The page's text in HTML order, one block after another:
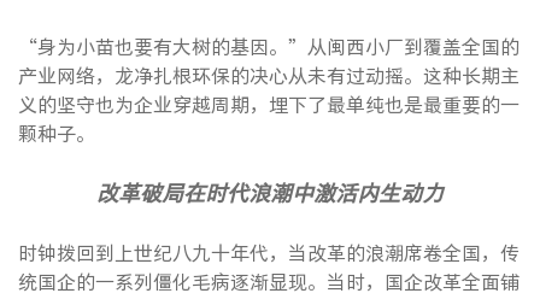
“身为小苗也要有大树的基因。”从闽西小厂到覆盖全国的
产业网络，龙净扎根环保的决心从未有过动摇。这种长期主
义的坚守也为企业穿越周期，埋下了最单纯也是最重要的一
颗种子。
改革破局在时代浪潮中激活内生动力
时钟拨回到上世纪八九十年代，当改革的浪潮席卷全国，传
统国企的一系列僵化毛病逐渐显现。当时，国企改革全面铺